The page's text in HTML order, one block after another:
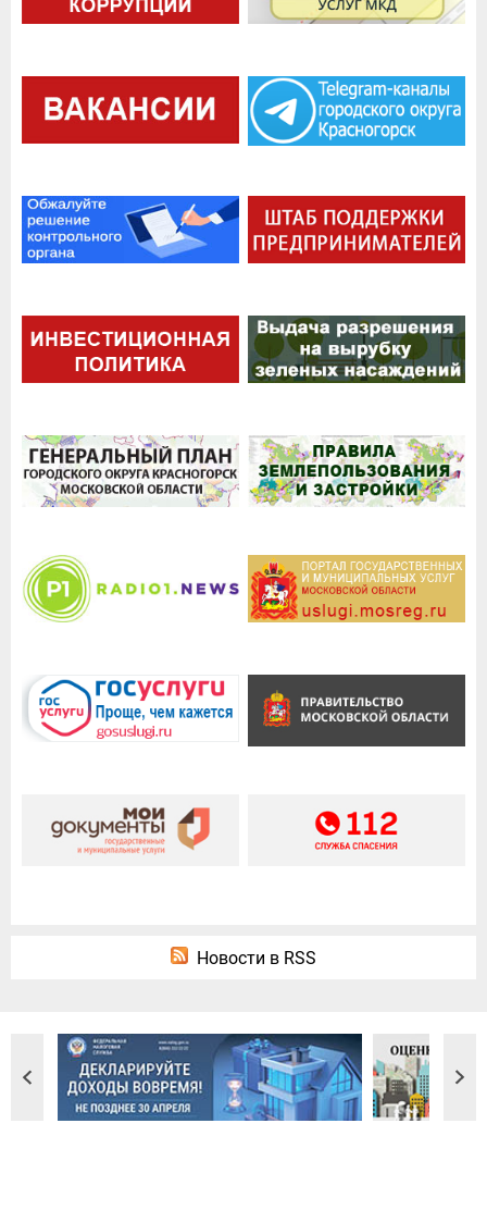
Новости в RSS